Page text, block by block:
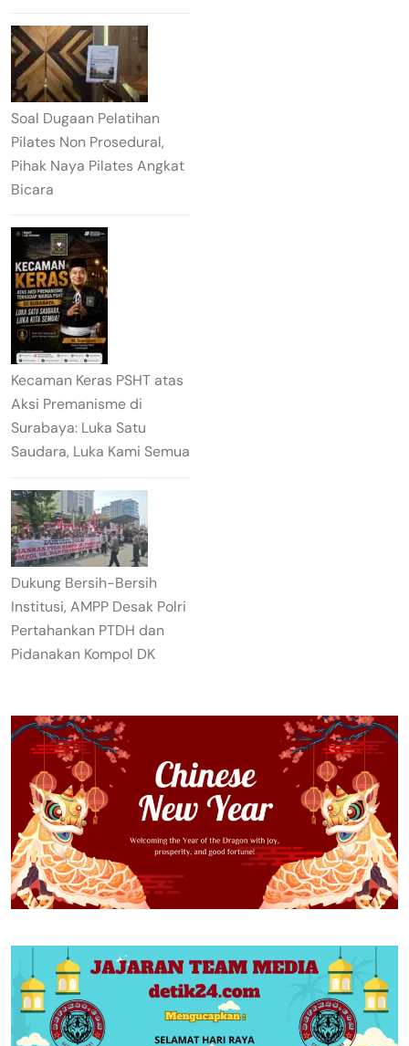
Soal Dugaan Pelatihan
Pilates Non Prosedural,
Pihak Naya Pilates Angkat
Bicara
Kecaman Keras PSHT atas
Aksi Premanisme di
Surabaya: Luka Satu
Saudara, Luka Kami Semua
Dukung Bersih-Bersih
Institusi, AMPP Desak Polri
Pertahankan PTDH dan
Pidanakan Kompol DK